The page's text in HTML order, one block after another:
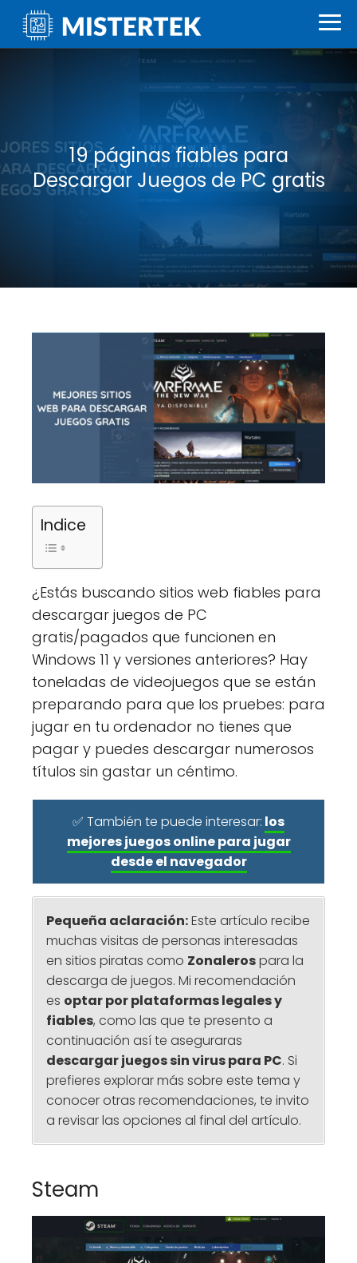
19 páginas fiables para
Descargar Juegos de PC gratis
Indice
¿Estás buscando sitios web fiables para
descargar juegos de PC
gratis/pagados que funcionen en
Windows 11 y versiones anteriores? Hay
toneladas de videojuegos que se están
preparando para que los pruebes: para
jugar en tu ordenador no tienes que
pagar y puedes descargar numerosos
títulos sin gastar un céntimo.
✅ También te puede interesar: los
mejores juegos online para jugar
desde el navegador
Pequeña aclaración:Este artículo recibe
muchas visitas de personas interesadas
en sitios piratas como Zonalerospara la
descarga de juegos. Mi recomendación
es optar por plataformas legales y
fiables, como las que te presento a
continuación así te aseguraras
descargarjuegos sin virus para PC. Si
prefieres explorar más sobre este tema y
conocer otras recomendaciones, te invito
a revisar las opciones al final del artículo.
Steam